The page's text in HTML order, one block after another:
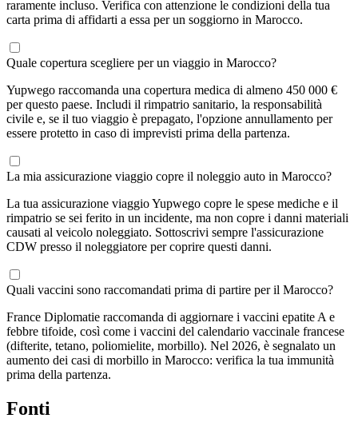
raramente incluso. Verifica con attenzione le condizioni della tua
carta prima di affidarti a essa per un soggiorno in Marocco.
Quale copertura scegliere per un viaggio in Marocco?
Yupwego raccomanda una copertura medica di almeno 450 000 €
per questo paese. Includi il rimpatrio sanitario, la responsabilità
civile e, se il tuo viaggio è prepagato, l'opzione annullamento per
essere protetto in caso di imprevisti prima della partenza.
La mia assicurazione viaggio copre il noleggio auto in Marocco?
La tua assicurazione viaggio Yupwego copre le spese mediche e il
rimpatrio se sei ferito in un incidente, ma non copre i danni materiali
causati al veicolo noleggiato. Sottoscrivi sempre l'assicurazione
CDW presso il noleggiatore per coprire questi danni.
Quali vaccini sono raccomandati prima di partire per il Marocco?
France Diplomatie raccomanda di aggiornare i vaccini epatite A e
febbre tifoide, così come i vaccini del calendario vaccinale francese
(difterite, tetano, poliomielite, morbillo). Nel 2026, è segnalato un
aumento dei casi di morbillo in Marocco: verifica la tua immunità
prima della partenza.
Fonti